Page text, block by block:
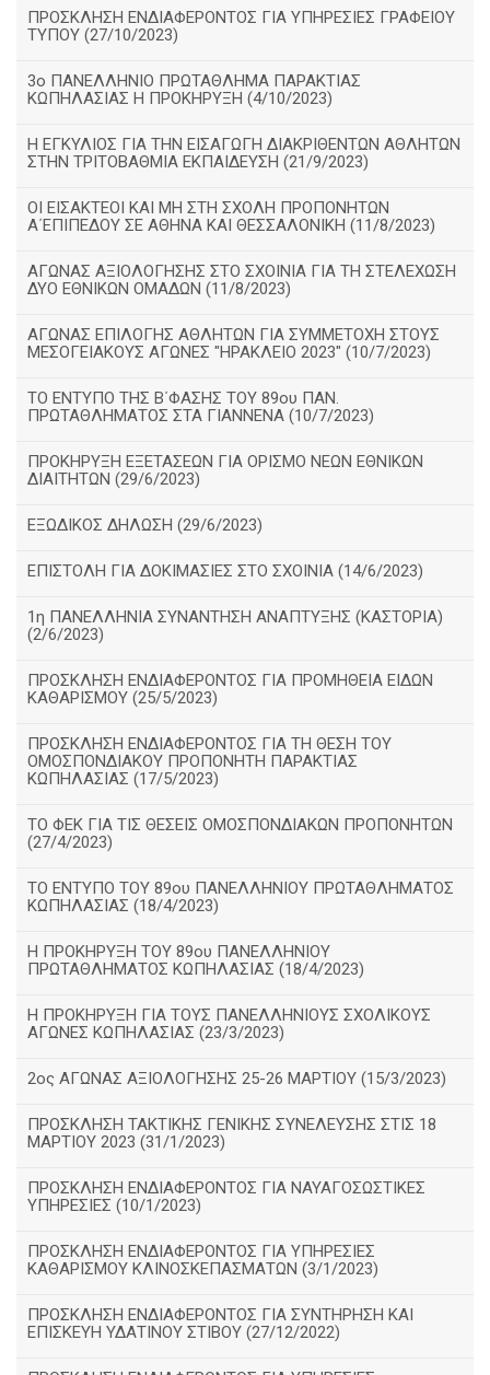
ΠΡΟΣΚΛΗΣΗ ΕΝΔΙΑΦΕΡΟΝΤΟΣ ΓΙΑ ΥΠΗΡΕΣΙΕΣ ΓΡΑΦΕΙΟΥ
ΤΥΠΟΥ (27/10/2023)
3ο ΠΑΝΕΛΛΗΝΙΟ ΠΡΩΤΑΘΛΗΜΑ ΠΑΡΑΚΤΙΑΣ
ΚΩΠΗΛΑΣΙΑΣ Η ΠΡΟΚΗΡΥΞΗ (4/10/2023)
Η ΕΓΚΥΛΙΟΣ ΓΙΑ ΤΗΝ ΕΙΣΑΓΩΓΗ ΔΙΑΚΡΙΘΕΝΤΩΝ ΑΘΛΗΤΩΝ
ΣΤΗΝ ΤΡΙΤΟΒΑΘΜΙΑ ΕΚΠΑΙΔΕΥΣΗ (21/9/2023)
ΟΙ ΕΙΣΑΚΤΕΟΙ ΚΑΙ ΜΗ ΣΤΗ ΣΧΟΛΗ ΠΡΟΠΟΝΗΤΩΝ
Α΄ΕΠΙΠΕΔΟΥ ΣΕ ΑΘΗΝΑ ΚΑΙ ΘΕΣΣΑΛΟΝΙΚΗ (11/8/2023)
ΑΓΩΝΑΣ ΑΞΙΟΛΟΓΗΣΗΣ ΣΤΟ ΣΧΟΙΝΙΑ ΓΙΑ ΤΗ ΣΤΕΛΕΧΩΣΗ
ΔΥΟ ΕΘΝΙΚΩΝ ΟΜΑΔΩΝ (11/8/2023)
ΑΓΩΝΑΣ ΕΠΙΛΟΓΗΣ ΑΘΛΗΤΩΝ ΓΙΑ ΣΥΜΜΕΤΟΧΗ ΣΤΟΥΣ
ΜΕΣΟΓΕΙΑΚΟΥΣ ΑΓΩΝΕΣ "ΗΡΑΚΛΕΙΟ 2023" (10/7/2023)
ΤΟ ΕΝΤΥΠΟ ΤΗΣ Β΄ΦΑΣΗΣ ΤΟΥ 89ου ΠΑΝ.
ΠΡΩΤΑΘΛΗΜΑΤΟΣ ΣΤΑ ΓΙΑΝΝΕΝΑ (10/7/2023)
ΠΡΟΚΗΡΥΞΗ ΕΞΕΤΑΣΕΩΝ ΓΙΑ ΟΡΙΣΜΟ ΝΕΩΝ ΕΘΝΙΚΩΝ
ΔΙΑΙΤΗΤΩΝ (29/6/2023)
ΕΞΩΔΙΚΟΣ ΔΗΛΩΣΗ (29/6/2023)
ΕΠΙΣΤΟΛΗ ΓΙΑ ΔΟΚΙΜΑΣΙΕΣ ΣΤΟ ΣΧΟΙΝΙΑ (14/6/2023)
1η ΠΑΝΕΛΛΗΝΙΑ ΣΥΝΑΝΤΗΣΗ ΑΝΑΠΤΥΞΗΣ (ΚΑΣΤΟΡΙΑ)
(2/6/2023)
ΠΡΟΣΚΛΗΣΗ ΕΝΔΙΑΦΕΡΟΝΤΟΣ ΓΙΑ ΠΡΟΜΗΘΕΙΑ ΕΙΔΩΝ
ΚΑΘΑΡΙΣΜΟΥ (25/5/2023)
ΠΡΟΣΚΛΗΣΗ ΕΝΔΙΑΦΕΡΟΝΤΟΣ ΓΙΑ ΤΗ ΘΕΣΗ ΤΟΥ
ΟΜΟΣΠΟΝΔΙΑΚΟΥ ΠΡΟΠΟΝΗΤΗ ΠΑΡΑΚΤΙΑΣ
ΚΩΠΗΛΑΣΙΑΣ (17/5/2023)
ΤΟ ΦΕΚ ΓΙΑ ΤΙΣ ΘΕΣΕΙΣ ΟΜΟΣΠΟΝΔΙΑΚΩΝ ΠΡΟΠΟΝΗΤΩΝ
(27/4/2023)
ΤΟ ΕΝΤΥΠΟ ΤΟΥ 89ου ΠΑΝΕΛΛΗΝΙΟΥ ΠΡΩΤΑΘΛΗΜΑΤΟΣ
ΚΩΠΗΛΑΣΙΑΣ (18/4/2023)
Η ΠΡΟΚΗΡΥΞΗ ΤΟΥ 89ου ΠΑΝΕΛΛΗΝΙΟΥ
ΠΡΩΤΑΘΛΗΜΑΤΟΣ ΚΩΠΗΛΑΣΙΑΣ (18/4/2023)
Η ΠΡΟΚΗΡΥΞΗ ΓΙΑ ΤΟΥΣ ΠΑΝΕΛΛΗΝΙΟΥΣ ΣΧΟΛΙΚΟΥΣ
ΑΓΩΝΕΣ ΚΩΠΗΛΑΣΙΑΣ (23/3/2023)
2ος ΑΓΩΝΑΣ ΑΞΙΟΛΟΓΗΣΗΣ 25-26 ΜΑΡΤΙΟΥ (15/3/2023)
ΠΡΟΣΚΛΗΣΗ ΤΑΚΤΙΚΗΣ ΓΕΝΙΚΗΣ ΣΥΝΕΛΕΥΣΗΣ ΣΤΙΣ 18
ΜΑΡΤΙΟΥ 2023 (31/1/2023)
ΠΡΟΣΚΛΗΣΗ ΕΝΔΙΑΦΕΡΟΝΤΟΣ ΓΙΑ ΝΑΥΑΓΟΣΩΣΤΙΚΕΣ
ΥΠΗΡΕΣΙΕΣ (10/1/2023)
ΠΡΟΣΚΛΗΣΗ ΕΝΔΙΑΦΕΡΟΝΤΟΣ ΓΙΑ ΥΠΗΡΕΣΙΕΣ
ΚΑΘΑΡΙΣΜΟΥ ΚΛΙΝΟΣΚΕΠΑΣΜΑΤΩΝ (3/1/2023)
ΠΡΟΣΚΛΗΣΗ ΕΝΔΙΑΦΕΡΟΝΤΟΣ ΓΙΑ ΣΥΝΤΗΡΗΣΗ ΚΑΙ
ΕΠΙΣΚΕΥΗ ΥΔΑΤΙΝΟΥ ΣΤΙΒΟΥ (27/12/2022)